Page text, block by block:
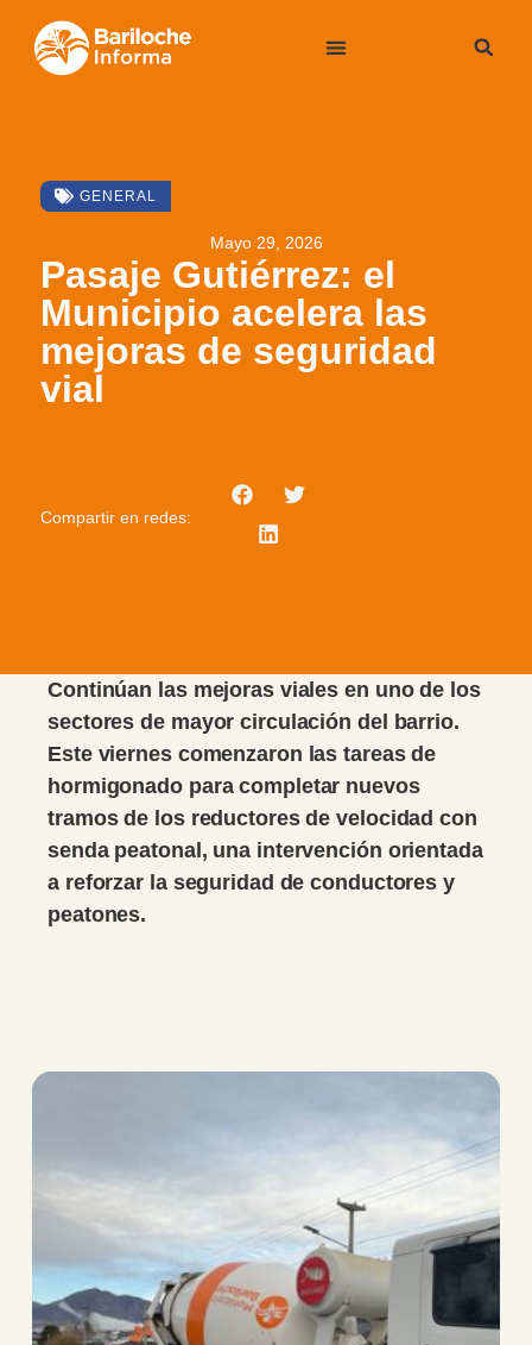
GENERAL
Mayo 29, 2026
Pasaje Gutiérrez: el
Municipio acelera las
mejoras de seguridad
vial
Compartir en redes:
Continúan las mejoras viales en uno de los
sectores de mayor circulación del barrio.
Este viernes comenzaron las tareas de
hormigonado para completar nuevos
tramos de los reductores de velocidad con
senda peatonal, una intervención orientada
a reforzar la seguridad de conductores y
peatones.